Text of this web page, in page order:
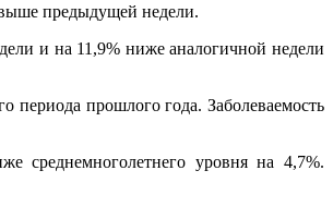
выше предыдущей недели.
и на 11,9% ниже аналогичной недели
периода прошлого года. Заболеваемость
среднемноголетнего уровня на 4,7%.